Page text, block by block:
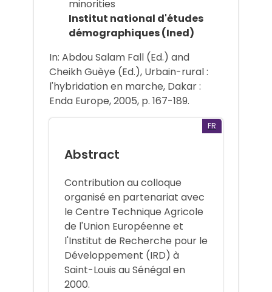
minorities
Institut national d'études
démographiques (Ined)
In: Abdou Salam Fall (Ed.) and
Cheikh Guèye (Ed.), Urbain-rural :
l'hybridation en marche, Dakar :
Enda Europe, 2005, p. 167-189.
FR
Abstract
Contribution au colloque
organisé en partenariat avec
le Centre Technique Agricole
de l'Union Européenne et
l'Institut de Recherche pour le
Développement (IRD) à
Saint-Louis au Sénégal en
2000.